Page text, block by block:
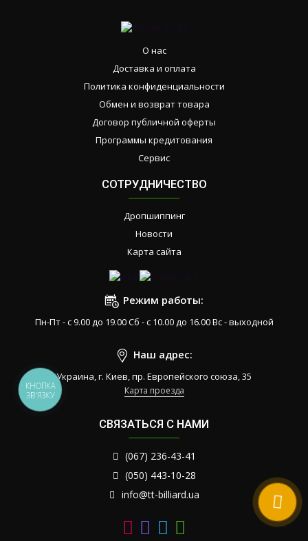
О нас
Доставка и оплата
Политика конфиденциальности
Обмен и возврат товара
Договор публичной оферты
Программы кредитования
Сервис
СОТРУДНИЧЕСТВО
Дропшиппинг
Новости
Карта сайта
Режим работы:
Пн-Пт - с 9.00 до 19.00 Сб - с 10.00 до 16.00 Вс - выходной
Наш адрес:
Украина, г. Киев, пр. Европейского союза, 35
Карта проезда
СВЯЗАТЬСЯ С НАМИ
(067) 236-43-41
(050) 443-10-28
info@tt-billiard.ua
КНОПКА
ЗВ'ЯЗКУ